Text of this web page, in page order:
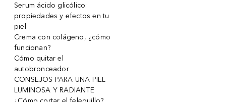
Serum ácido glicólico:
propiedades y efectos en tu
piel
Crema con colágeno, ¿cómo
funcionan?
Cómo quitar el
autobronceador
CONSEJOS PARA UNA PIEL
LUMINOSA Y RADIANTE